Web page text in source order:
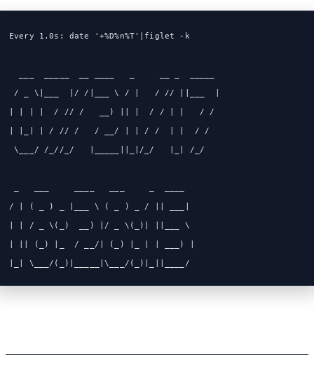
Every 1.0s: date '+%D%n%T'|figlet -k
/ _ \|___  |/ /|___ \ / |   / // ||___  |
| | | |  / // /   __) || |  / / | |   / /
| |_| | / // /   / __/ | | / /  | |  / /
\___/ /_//_/   |_____||_|/_/   |_| /_/
/ | ( _ ) _ |___ \ ( _ ) _ / || ___|
| | / _ \(_)  __) |/ _ \(_)| ||___ \
| || (_) |_  / __/| (_) |_ | | ___) |
|_| \___/(_)|_____|\___/(_)|_||____/